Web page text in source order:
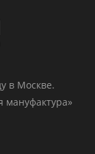
в Москве.